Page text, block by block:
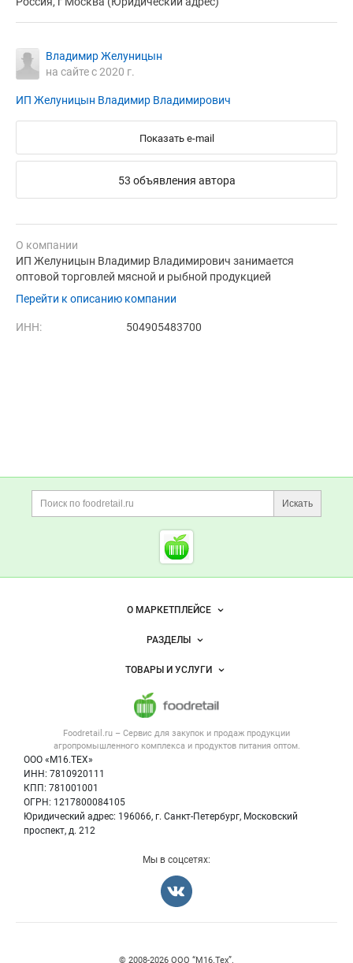
Владимир Желуницын
на сайте с 2020 г.
ИП Желуницын Владимир Владимирович
Показать e-mail
53 объявления автора
О компании
ИП Желуницын Владимир Владимирович занимается
оптовой торговлей мясной и рыбной продукцией
Перейти к описанию компании
ИНН: 504905483700
Дополнительная информация
Поиск по сайту и
Искать
Cсылки на полезные
Foodretail.ru
— продукты
Важные разделы и контакты
Foodretail.ru – Сервис для закупок и продаж продукции
агропромышленного комплекса и продуктов питания оптом.
ООО «М16.ТЕХ»
ИНН: 7810920111
КПП: 781001001
ОГРН: 1217800084105
Юридический адрес: 196066, г. Санкт-Петербург, Московский
проспект, д. 212
Навигация по сайтуО МАРКЕТПЛЕЙСЕ
Новости Foodretail.ru
Размещение рекламы
Публичная оферта
Контактная информация
Политика обработки персональных данных
РАЗДЕЛЫ
Объявления
Новости рынка
Вакансии
ТОВАРЫ И УСЛУГИ
Напитки, соки, вода
Оборудование для пищепрома
Информация о компаниях
Мы в соцсетях:
© 2008‑2026 ООО “М16.Тех”.